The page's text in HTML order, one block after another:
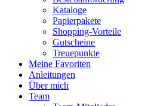
Kataloge
Papierpakete
Shopping-Vorteile
Gutscheine
Treuepunkte
Meine Favoriten
Anleitungen
Über mich
Team